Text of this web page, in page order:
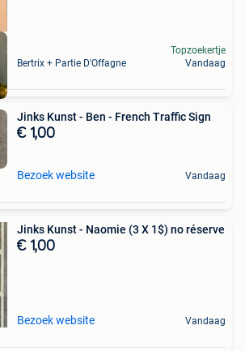
Bertrix + Partie D'Offagne
Topzoekertje
Vandaag
Jinks Kunst - Ben - French Traffic Sign
€ 1,00
Bezoek website Vandaag
Jinks Kunst - Naomie (3 X 1$) no réserve
€ 1,00
Bezoek website Vandaag